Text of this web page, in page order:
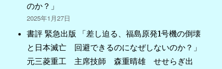
のか？」
2025年1月27日
書評 緊急出版 「差し迫る、福島原発1号機の倒壊
と日本滅亡 回避できるのになぜしないのか？」
元三菱重工 主席技師 森重晴雄 せせらぎ出